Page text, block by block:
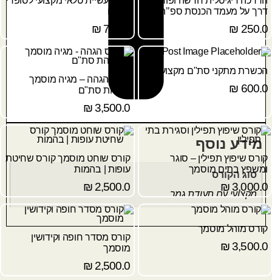
מידע נוסף
סוג הקורס
מקצועי עם תעודת גמר
דרך על מעמד הכנסת ספ’’ת
250.0
₪
סת"ם
750.0
₪
הכשרת מתקני סת"ם מקצועיים
600.0
₪
קורס הגהה – מגיה מוסמך
להגהת סת"ם
3,500.0
₪
קורס שיפוץ תפילין – סוגר
ומשפץ בתים מוסמך
3,000.0
₪
קורס שוחט מוסמך קורס שחיטת
עופות | בהמות
2,500.0
₪
קורס מוהל מוסמך
3,500.0
₪
קורס מסדר חופה וקידושין
מוסמך
2,500.0
₪